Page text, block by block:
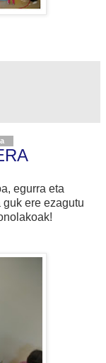
egurra eta
ere ezagutu